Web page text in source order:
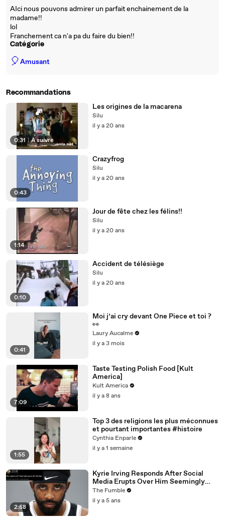
AIci nous pouvons admirer un parfait enchainement de la
madame!!
lol
Franchement ca n'a pa du faire du bien!!
Catégorie
🎈Amusant
Recommandations
0:31 | À suivre
Les origines de la macarena
Silu
il y a 20 ans
0:43
Crazyfrog
Silu
il y a 20 ans
1:14
Jour de fête chez les félins!!
Silu
il y a 20 ans
0:10
Accident de télésiège
Silu
il y a 20 ans
0:41
Moi j’ai cry devant One Piece et toi ?
👀
Laury Aucalme
il y a 3 mois
7:09
Taste Testing Polish Food [Kult
America]
Kult America
il y a 8 ans
1:55
Top 3 des religions les plus méconnues
et pourtant importantes #histoire
Cynthia Enparle
il y a 1 semaine
2:58
Kyrie Irving Responds After Social
Media Erupts Over Him Seemingly
Coming Out As An Anti-Masker
The Fumble
il y a 5 ans